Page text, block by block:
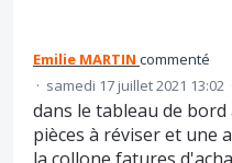
Emilie MARTIN commenté
· samedi 17 juillet 2021 13:02
dans le tableau de
pièces à réviser et une